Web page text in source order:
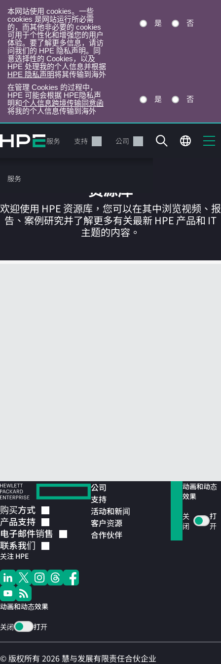
本网站使用 cookies。一些
cookies 是网站运行所必需
的，而其他非必要的 cookies
可用于个性化和增强您的用户
体验。要了解更多信息，请访
问我们的 HPE 隐私声明。同
意选择性的 Cookies，以及
HPE 处理我的个人信息并根据
HPE 隐私声明将其传输到海外
是 否
在管理 Cookies 的过程中，
HPE 可能会根据 HPE隐私声
明和个人信息跨境传输同意函
将我的个人信息传输到海外
是 否
转
到
目
录
产品 服务 支持 公司
服务
您的购物车目前是空的
资源库
欢迎使用 HPE 资源库，您可以在其中浏览视频、报
告、案例研究并了解更多有关最新 HPE 产品和 IT
主题的内容。
购买方式
产品支持
电子邮件销售
联系我们
关注 HPE
动画和动态效果
关闭 打开
公司
支持
活动和新闻
客户资源
合作伙伴
动画和动态
效果
关
闭
打
开
© 版权所有 2026 慧与发展有限责任合伙企业